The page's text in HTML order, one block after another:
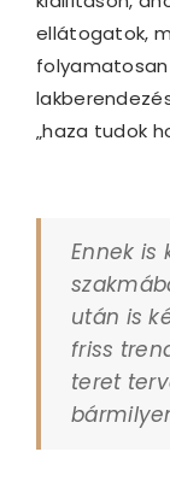
ellátogatok,
folyamatosan
„haza tudok
Ennek is
után is
friss
teret